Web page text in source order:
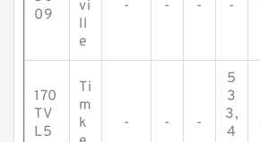
09
vi
ll
e
- - - -
170
TV
L5
Ti
m
k
- - -
5
3
3,
4